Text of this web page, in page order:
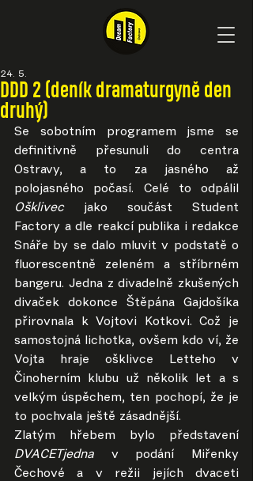
DDD 2 (deník dramaturgyně den
druhý)
24. 5.
Se sobotním programem jsme se
definitivně přesunuli do centra
Ostravy, a to za jasného až
Ošklivec jako součást Student
Factory a dle reakcí publika i redakce
Snáře by se dalo mluvit v podstatě o
fluorescentně zeleném a stříbrném
bangeru. Jedna z divadelně zkušených
divaček dokonce Štěpána Gajdošíka
přirovnala k Vojtovi Kotkovi. Což je
samostojná lichotka, ovšem kdo ví, že
Vojta hraje ošklivce Letteho v
Činoherním klubu už několik let a s
velkým úspěchem, ten pochopí, že je
to pochvala ještě zásadnější.
DVACETjedna v podání Miřenky
Čechové a v režii jejích dvaceti